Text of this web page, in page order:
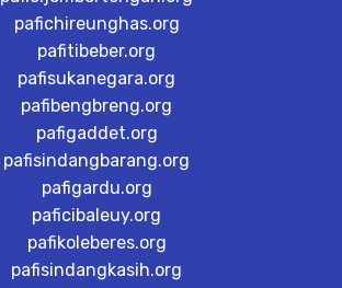
pafichireunghas.org
pafitibeber.org
pafisukanegara.org
pafibengbreng.org
pafigaddet.org
pafisindangbarang.org
pafigardu.org
paficibaleuy.org
pafikoleberes.org
pafisindangkasih.org